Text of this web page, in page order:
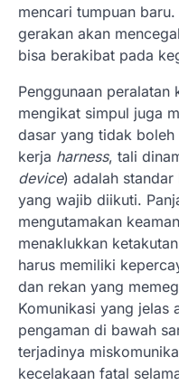
mencari tumpuan
gerakan akan
bisa berakibat pada
Penggunaan peralatan
mengikat simpul juga
dasar yang tidak boleh
kerja harness, tali
device) adalah standar
yang wajib diikuti.
mengutamakan
menaklukkan
harus memiliki
dan rekan yang
Komunikasi yang jelas
pengaman di bawah
terjadinya
kecelakaan fatal